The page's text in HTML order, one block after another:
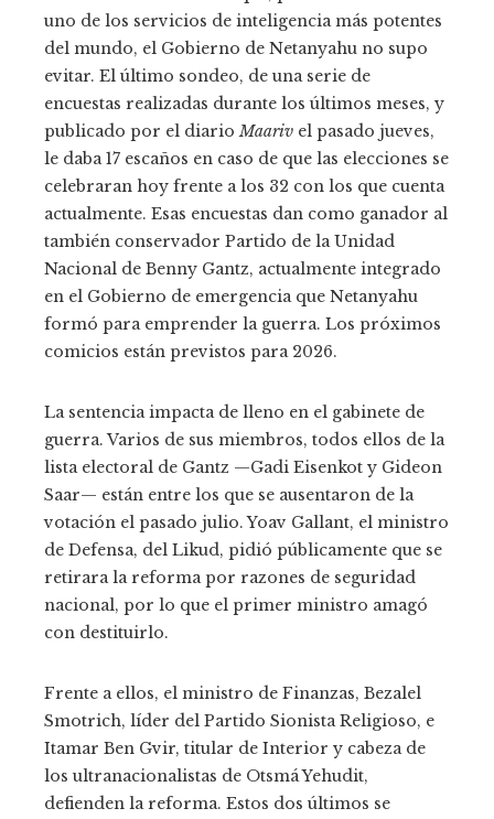
uno de los servicios de inteligencia más potentes
del mundo, el Gobierno de Netanyahu no supo
evitar. El último sondeo, de una serie de
encuestas realizadas durante los últimos meses, y
publicado por el diarioMaariv el pasado jueves,
le daba 17 escaños en caso de que las elecciones se
celebraran hoy frente a los 32 con los que cuenta
actualmente. Esas encuestas dan como ganador al
también conservador Partido de la Unidad
Nacional de Benny Gantz, actualmente integrado
en el Gobierno de emergencia que Netanyahu
formó para emprender la guerra. Los próximos
comicios están previstos para 2026.
La sentencia impacta de lleno en el gabinete de
guerra. Varios de sus miembros, todos ellos de la
lista electoral de Gantz —Gadi Eisenkot y Gideon
Saar— están entre los que se ausentaron de la
votación el pasado julio. Yoav Gallant, el ministro
de Defensa, del Likud, pidió públicamente que se
retirara la reforma por razones de seguridad
nacional, por lo que el primer ministro amagó
con destituirlo.
Frente a ellos, el ministro de Finanzas, Bezalel
Smotrich, líder del Partido Sionista Religioso, e
Itamar Ben Gvir, titular de Interior y cabeza de
los ultranacionalistas de Otsmá Yehudit,
defienden la reforma. Estos dos últimos se